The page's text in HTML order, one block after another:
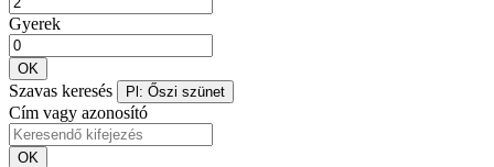
Gyerek
OK
Szavas keresés Pl: Őszi szünet
Cím vagy azonosító
OK